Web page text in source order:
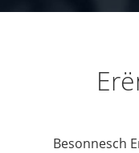
Besonnesch